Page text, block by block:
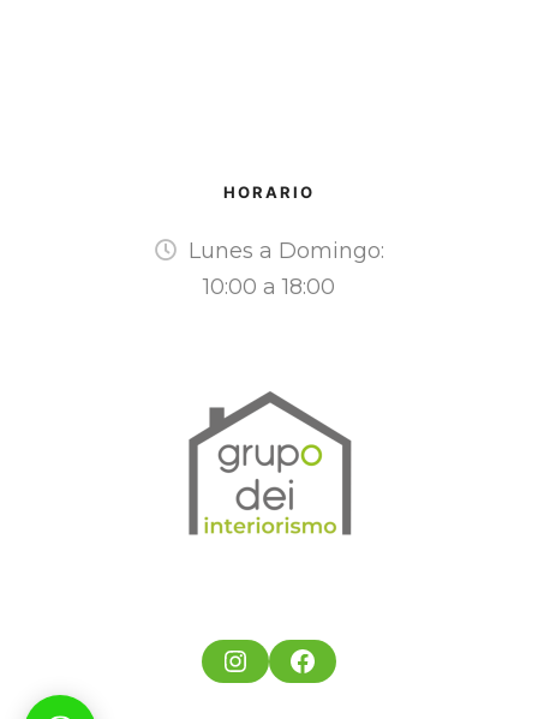
HORARIO
Lunes a Domingo:
10:00 a 18:00
InstagramFacebook